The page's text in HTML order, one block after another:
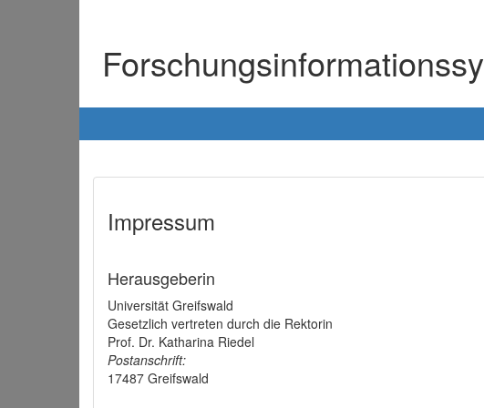
Impressum
Herausgeberin
Universität Greifswald
Gesetzlich vertreten durch die Rektorin
Prof. Dr. Katharina Riedel
Postanschrift:
17487 Greifswald